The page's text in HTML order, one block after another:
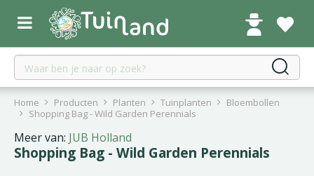
r
Home Producten Planten Tuinplanten
Bloembollen
Shopping Bag - Wild Garden Perennials
Meer van: JUB Holland
Shopping Bag - Wild Garden Perennials